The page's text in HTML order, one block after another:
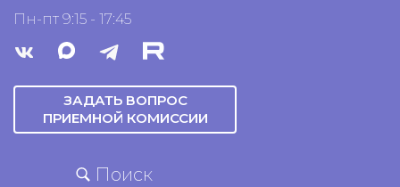
Пн-пт 9:15 - 17:45
ЗАДАТЬ ВОПРОС
ПРИЕМНОЙ КОМИССИИ
Поиск